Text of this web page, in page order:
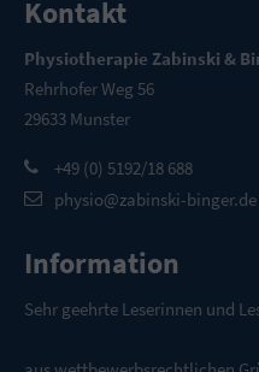
Kontakt
Physiotherapie Zabinski &
Rehrhofer Weg 56
29633 Munster
+49 (0) 5192/18 688
physio@zabinski-binger.de
Information
Sehr geehrte Leserinnen und